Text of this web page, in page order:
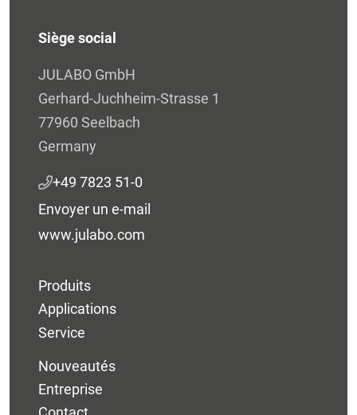
Siège social
JULABO GmbH
Gerhard-Juchheim-Strasse 1
77960 Seelbach
Germany
+49 7823 51-0
Envoyer un e-mail
www.julabo.com
Produits
Applications
Service
Nouveautés
Entreprise